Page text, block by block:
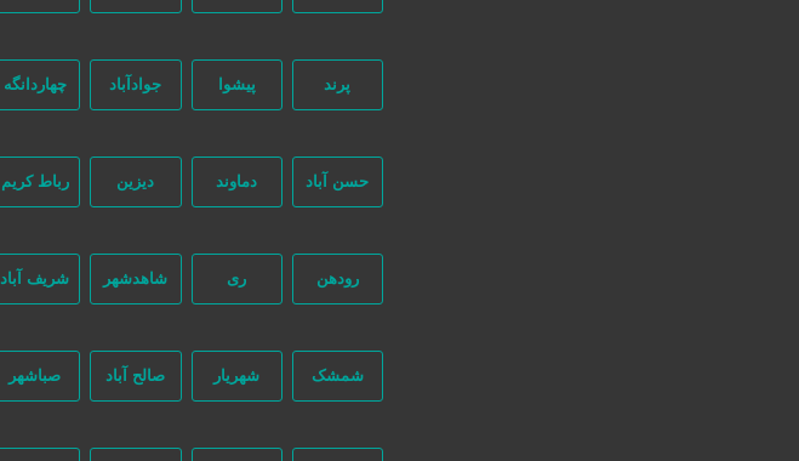
پرند پیشوا جوادآباد چهاردانگه
حسن آباد دماوند دیزین رباط کریم
رودهن ری شاهدشهر شریف آباد
شمشک شهریار صالح آباد صباشهر